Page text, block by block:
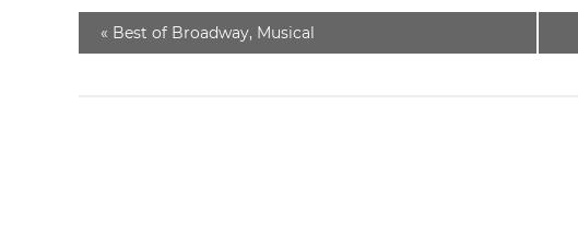
« Best of Broadway, Musical